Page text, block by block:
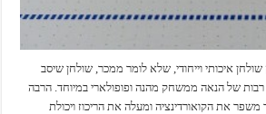
איכותי וייחודי, שלא לומר ממכר, שולחן שיסב
של הנאה ממשחק מהנה ופופולארי במיוחד. הרבה
את הקואורדינציה ומעלה את הריכוז ויכולת